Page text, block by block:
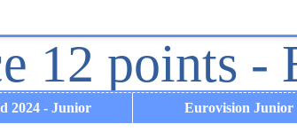
2024 - Junior Eurovision Junior